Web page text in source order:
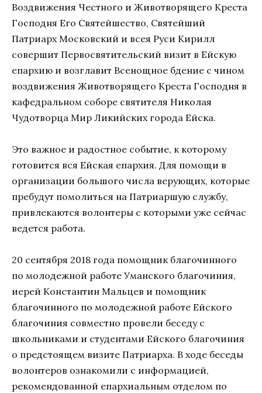
Воздвижения Честного и Животворящего Креста
Господня Его Святейшество, Святейший
Патриарх Московский и всея Руси Кирилл
совершит Первосвятительский визит в Ейскую
епархию и возглавит Всенощное бдение с чином
воздвижения Животворящего Креста Господня в
кафедральном соборе святителя Николая
Чудотворца Мир Ликийских города Ейска.
Это важное и радостное событие, к которому
готовится вся Ейская епархия. Для помощи в
организации большого числа верующих, которые
пребудут помолиться на Патриаршую службу,
привлекаются волонтеры с которыми уже сейчас
ведется работа.
20 сентября 2018 года помощник благочинного
по молодежной работе Уманского благочиния,
иерей Константин Мальцев и помощник
благочинного по молодежной работе Ейского
благочиния совместно провели беседу с
школьниками и студентами Ейского благочиния
о предстоящем визите Патриарха. В ходе беседы
волонтеров ознакомили с информацией,
рекомендованной епархиальным отделом по